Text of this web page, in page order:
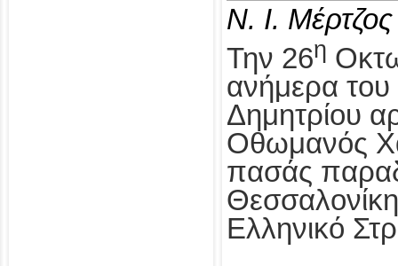
Ν. Ι. Μέρτζος
Την 26η
ανήμερα του
Δημητρίου
Οθωμανός
πασάς
Ελληνικό